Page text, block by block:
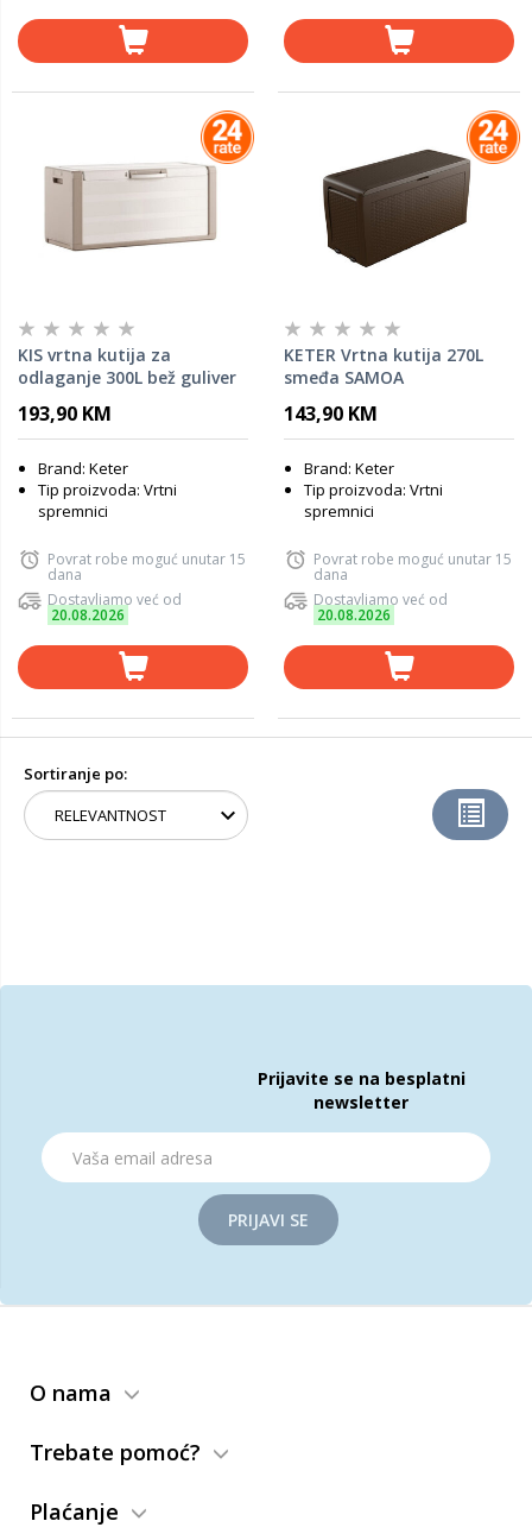
KIS vrtna kutija za
odlaganje 300L bež guliver
193,90 KM
Brand: Keter
Tip proizvoda: Vrtni
spremnici
Povrat robe moguć unutar 15
dana
Dostavljamo već od
20.08.2026
KETER Vrtna kutija 270L
smeđa SAMOA
143,90 KM
Brand: Keter
Tip proizvoda: Vrtni
spremnici
Povrat robe moguć unutar 15
dana
Dostavljamo već od
20.08.2026
Sortiranje po:
Prijavite se na besplatni
newsletter
PRIJAVI SE
O nama
Trebate pomoć?
Plaćanje